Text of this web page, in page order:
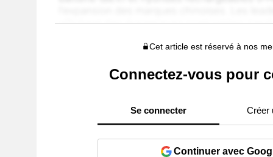
Cet article est réservé à nos
Connectez-vous pour
Se connecter Créer
Continuer avec